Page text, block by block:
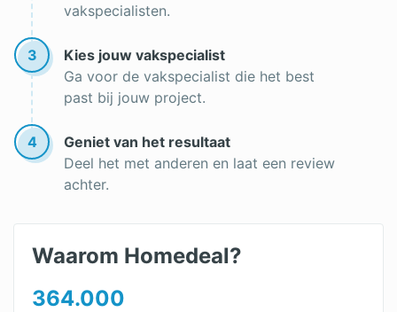
vakspecialisten.
3
Kies jouw vakspecialist
Ga voor de vakspecialist die het best
past bij jouw project.
4
Geniet van het resultaat
Deel het met anderen en laat een review
achter.
Waarom Homedeal?
364.000